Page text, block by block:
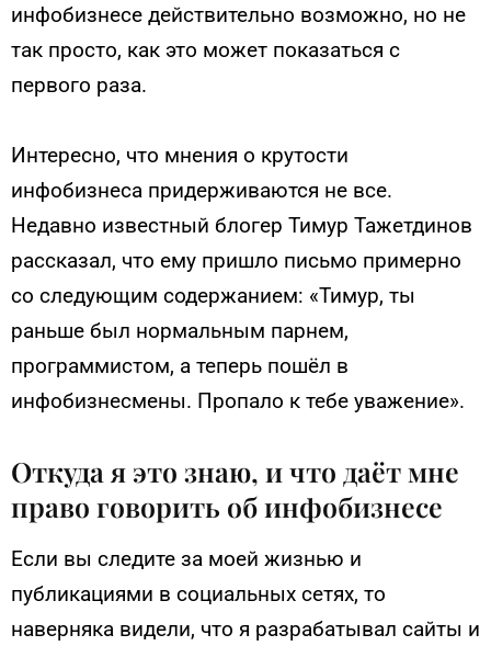
инфобизнесе действительно возможно, но не
так просто, как это может показаться с
первого раза.
Интересно, что мнения о крутости
инфобизнеса придерживаются не все.
Недавно известный блогер Тимур Тажетдинов
рассказал, что ему пришло письмо примерно
со следующим содержанием: «Тимур, ты
раньше был нормальным парнем,
программистом, а теперь пошёл в
инфобизнесмены. Пропало к тебе уважение».
Откуда я это знаю, и что даёт мне
право говорить об инфобизнесе
Если вы следите за моей жизнью и
публикациями в социальных сетях, то
наверняка видели, что я разрабатывал сайты и